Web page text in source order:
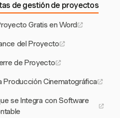
de gestión de proyectos
Gratis en Word
del Proyecto
de Proyecto
Producción Cinematográfica
se Integra con Software